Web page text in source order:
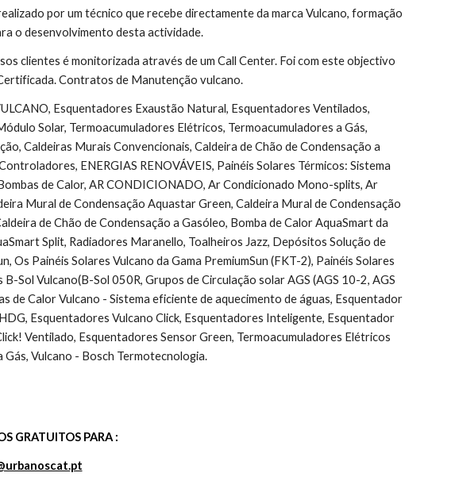
por um técnico que recebe directamente da marca Vulcano, formação
o desenvolvimento desta actividade.
clientes é monitorizada através de um Call Center. Foi com este objectivo
Contratos de Manutenção vulcano.
Solar, Termoacumuladores Elétricos, Termoacumuladores a Gás,
Caldeiras Murais Convencionais, Caldeira de Chão de Condensação a
ENERGIAS RENOVÁVEIS, Painéis Solares Térmicos: Sistema
de Calor, AR CONDICIONADO, Ar Condicionado Mono-splits, Ar
Mural de Condensação Aquastar Green, Caldeira Mural de Condensação
de Chão de Condensação a Gasóleo, Bomba de Calor AquaSmart da
Split, Radiadores Maranello, Toalheiros Jazz, Depósitos Solução de
Os Painéis Solares Vulcano da Gama PremiumSun (FKT-2), Painéis Solares
Sol Vulcano(B-Sol 050R, Grupos de Circulação solar AGS (AGS 10-2, AGS
de Calor Vulcano - Sistema eficiente de aquecimento de águas, Esquentador
Esquentadores Vulcano Click, Esquentadores Inteligente, Esquentador
Ventilado, Esquentadores Sensor Green, Termoacumuladores Elétricos
Gás, Vulcano - Bosch Termotecnologia.
GRATUITOS PARA :